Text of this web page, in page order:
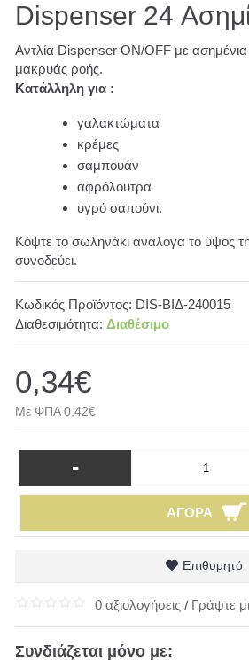
Dispenser 24
Αντλία Dispenser ON/OFF με
μακρυάς ροής.
Κατάλληλη για :
γαλακτώματα
κρέμες
σαμπουάν
αφρόλουτρα
υγρό σαπούνι.
Κόψτε το σωληνάκι ανάλογα το ύψος
συνοδεύει.
Κωδικός Προϊόντος: DΙS-ΒΙΔ-240015
Διαθεσιμότητα: Διαθέσιμο
0,34€
Με ΦΠΑ 0,42€
-
ΑΓΟΡΆ
Επιθυμητό
0 αξιολογήσεις / Γράψτε
Συνδιάζεται μόνο με: